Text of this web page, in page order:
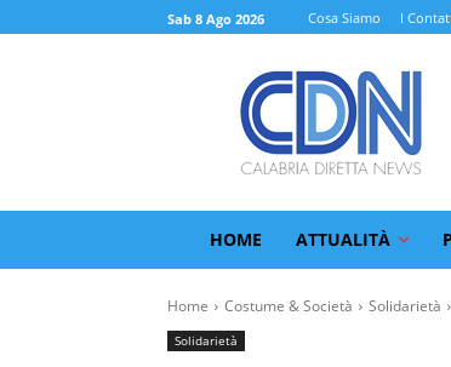
Sab 8 Ago 2026 Cosa Siamo I
HOME ATTUALITÀ
Home Costume & Società Solidarietà
Solidarietà